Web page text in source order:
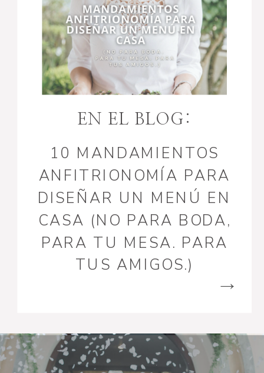
10 MANDAMIENTOS
ANFITRIONOMÍA PARA
DISEÑAR UN MENÚ EN
CASA (NO PARA BODA,
PARA TU MESA. PARA
TUS AMIGOS.)
EN EL BLOG: